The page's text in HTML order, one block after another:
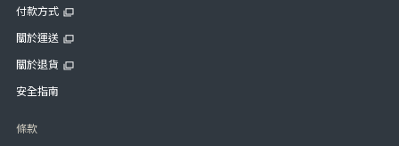
付款方式
關於運送
關於退貨
安全指南
條款